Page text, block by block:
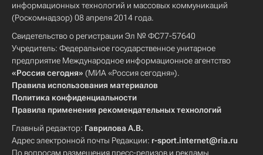
информационных технологий и массовых коммуникаций
(Роскомнадзор) 08 апреля 2014 года.
Свидетельство о регистрации Эл № ФС77-57640
Учредитель: Федеральное государственное унитарное
предприятие Международное информационное агентство
«Россия сегодня» (МИА «Россия сегодня»).
Правила использования материалов
Политика конфиденциальности
Правила применения рекомендательных технологий
Главный редактор: Гаврилова А.В.
Адрес электронной почты Редакции: r-sport.internet@ria.ru
По вопросам размещения пресс-релизов и рекламы